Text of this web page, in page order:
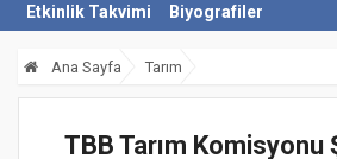
Etkinlik Takvimi
Biyografiler
Ana Sayfa Tarım
TBB Tarım Komisyonu